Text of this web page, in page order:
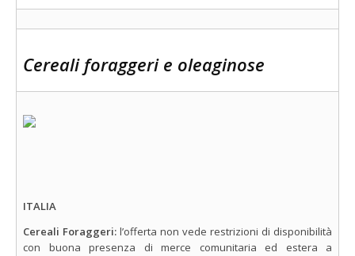
Cereali foraggeri e oleaginose
ITALIA
Cereali Foraggeri: l’offerta non vede restrizioni di disponibilità
con buona presenza di merce comunitaria ed estera a